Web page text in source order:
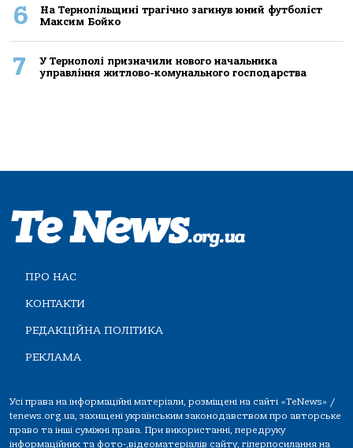
6
На Тернопільщині трагічно загинув юний футболіст
Максим Бойко
7
У Тернополі призначили нового начальника
управління житлово-комунального господарства
ПРО НАС
КОНТАКТИ
РЕДАКЦІЙНА ПОЛІТИКА
РЕКЛАМА
Усі права на інформаційні матеріали, розміщені на сайті «TeNews» /
tenews.org.ua, захищені українським законодавством про авторське
право та інші суміжні права. При використанні, передруку
інформаційних та фото-,відеоматеріалів сайту, гіперпосилання на